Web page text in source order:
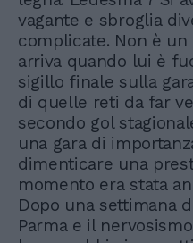
vagante e sbroglia
complicate. Non è un
arriva quando lui è
sigillo finale sulla
di quelle reti da far
secondo gol
una gara di
dimenticare una
momento era stata
Dopo una settimana
Parma e il